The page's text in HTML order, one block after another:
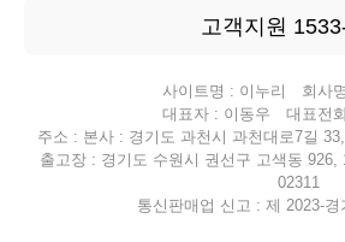
고객지원
사이트명 : 이누리 회사
대표자 : 이동우 대표전
주소 : 본사 : 경기도 과천시 과천대로7길
출고장 : 경기도 수원시 권선구 고색동
02311
통신판매업 신고 : 제 2023-